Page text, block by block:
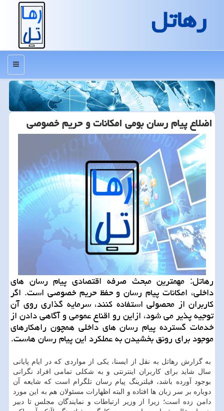
رهاتل
منو
اضلاع پیام رسان بومی امكانات و حریم خصوصی
رهاتل: مهمترین مبحث صرفه اقتصادی پیام رسان های
داخلی، امكانات پیام رسان و حفظ حریم خصوصی است. اگر
كاربران از محصولی استفاده كنند، سرمایه گذاری روی آن
توجیه پذیر می شود، ازاین رو اقناع عمومی و آگاهی دادن از
خدمات گسترده پیام رسان های داخلی همچون راهكارهای
موجود برای رونق بخشیدن به عملكرد این پیام رسان هاست.
به گزارش رهاتل به نقل از ایسنا، یكی از مواردی كه در ایام پایانی
سال شاید برای كاربران اینترنتی و به شكلی تمامی افراد نگرانی
بوجود آورده باشد، فیلترینگ پیام رسان تلگرام است كه شایعه آن
دوباره بر سر زبان ها افتاده و البته اظهارات مسئولان هم به این مورد
دامن زده است؛ زیرا از وزیر ارتباطات و نمایندگان مجلس تا دبیر